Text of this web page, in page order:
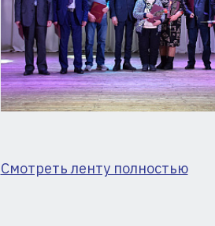
Смотреть ленту полностью